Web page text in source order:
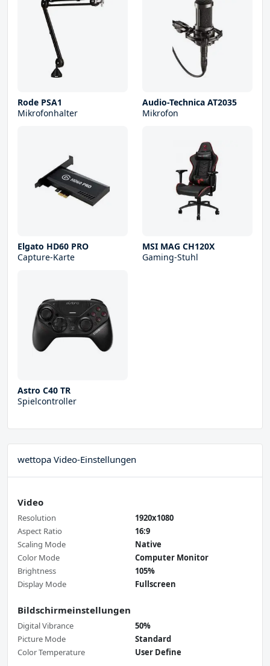
Rode PSA1
Mikrofonhalter
Audio-Technica AT2035
Mikrofon
Elgato HD60 PRO
Capture-Karte
MSI MAG CH120X
Gaming-Stuhl
Astro C40 TR
Spielcontroller
wettopa Video-Einstellungen
Video
Resolution
1920x1080
Aspect Ratio
16:9
Scaling Mode
Native
Color Mode
Computer Monitor
Brightness
105%
Display Mode
Fullscreen
Bildschirmeinstellungen
Digital Vibrance
50%
Picture Mode
Standard
Color Temperature
User Define